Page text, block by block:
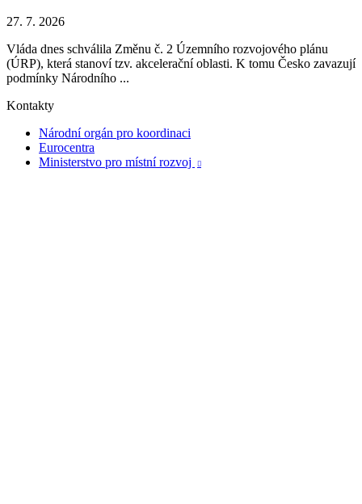
27. 7. 2026
Vláda dnes schválila Změnu č. 2 Územního rozvojového plánu
(ÚRP), která stanoví tzv. akcelerační oblasti. K tomu Česko zavazují
podmínky Národního ...
Kontakty
Národní orgán pro koordinaci
Eurocentra
Ministerstvo pro místní rozvoj
